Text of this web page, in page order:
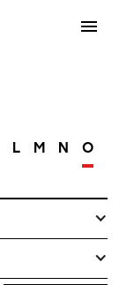
L M N O